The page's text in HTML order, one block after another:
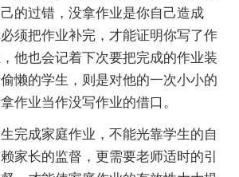
的过错，没拿作业是你自己造成
须把作业补完，才能证明你写了作
他也会记着下次要把完成的作业装
懒的学生，则是对他的一次小小的
作业当作没写作业的借口。
成家庭作业，不能光靠学生的自
家长的监督，更需要老师适时的引